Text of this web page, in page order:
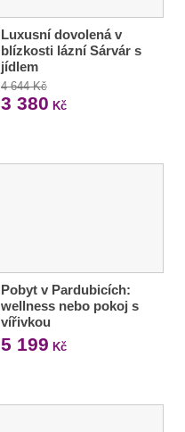
Luxusní dovolená v
blízkosti lázní Sárvár s
jídlem
4 644 Kč
3 380 Kč
Pobyt v Pardubicích:
wellness nebo pokoj s
vířivkou
5 199 Kč